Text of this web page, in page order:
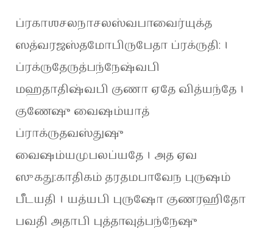
ப்ரகாஶசலநாசலஸ்வபாவைர்யுக்த
ஸத்வரஜஸ்தமோபிருபேதா ப்ரக்ருதி: ।
ப்ரக்ருதேருத்பந்நேஷ்வபி
மஹதாதிஷ்வபி குணா ஏதே வித்யந்தே ।
குணேஷு வைஷம்யாத்
ப்ராக்ருதவஸ்துஷு
வைஷம்யமுபலப்யதே । அத ஏவ
ஸுகது:காதிகம் தரதமபாவேந புருஷம்
பீடயதி । யத்யபி புருஷோ குணரஹிதோ
பவதி அதாபி புத்தாவுத்பந்நேஷு